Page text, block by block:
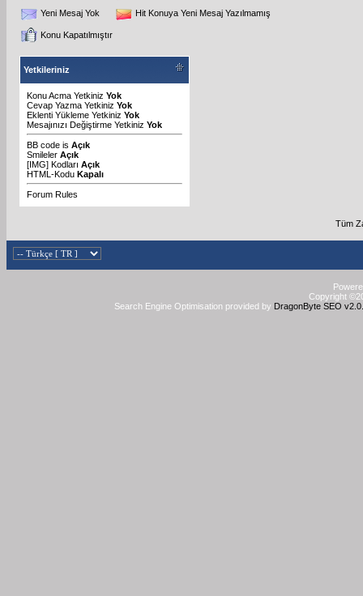
Yeni Mesaj Yok Hit Konuya Yeni Mesaj Yazılmamış
Konu Kapatılmıştır
Yetkileriniz
Konu Acma Yetkiniz Yok
Cevap Yazma Yetkiniz Yok
Eklenti Yükleme Yetkiniz Yok
Mesajınızı Değiştirme Yetkiniz Yok
BB code is Açık
Smileler Açık
[IMG] Kodları Açık
HTML-Kodu Kapalı
Forum Rules
Tüm
Copyright
Search Engine Optimisation provided by DragonByte SEO